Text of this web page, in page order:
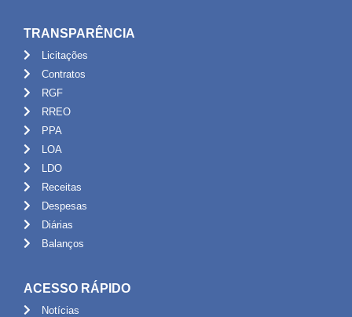
TRANSPARÊNCIA
Licitações
Contratos
RGF
RREO
PPA
LOA
LDO
Receitas
Despesas
Diárias
Balanços
ACESSO RÁPIDO
Notícias